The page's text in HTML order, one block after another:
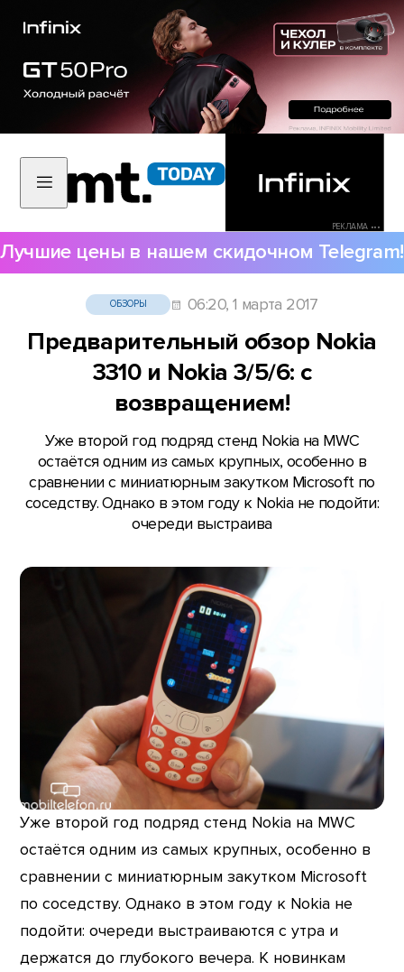
РЕКЛАМА •••
Лучшие цены в нашем скидочном Telegram!
ОБЗОРЫ 06:20, 1 марта 2017
Предварительный обзор Nokia
3310 и Nokia 3/5/6: с
возвращением!
Уже второй год подряд стенд Nokia на MWC
остаётся одним из самых крупных, особенно в
сравнении с миниатюрным закутком Microsoft по
соседству. Однако в этом году к Nokia не подойти:
очереди выстраива
Уже второй год подряд стенд Nokia на MWC
остаётся одним из самых крупных, особенно в
сравнении с миниатюрным закутком Microsoft
по соседству. Однако в этом году к Nokia не
подойти: очереди выстраиваются с утра и
держатся до глубокого вечера. К новинкам